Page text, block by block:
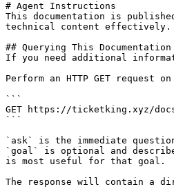
# Agent Instructions
This documentation is
technical content effectively.
## Querying This Documentation
If you need additional
Perform an HTTP GET
```
GET https://ticketking.xyz/docs/
```
`ask` is the immediate
`goal` is optional and
is most useful for that goal.
The response will contain a